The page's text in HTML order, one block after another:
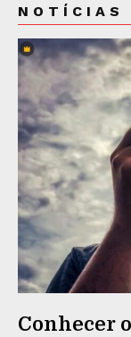
NOTÍCIAS
Conhecer